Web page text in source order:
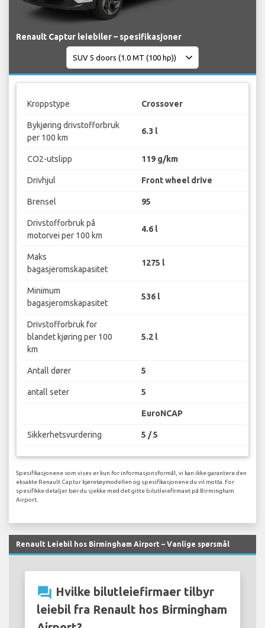
Renault Captur leiebiler – spesifikasjoner
Kroppstype Crossover
Bykjøring drivstofforbruk
per 100 km
6.3 l
CO2-utslipp 119 g/km
Drivhjul Front wheel drive
Brensel 95
Drivstofforbruk på
motorvei per 100 km
4.6 l
Maks
bagasjeromskapasitet
1275 l
Minimum
bagasjeromskapasitet
536 l
Drivstofforbruk for
blandet kjøring per 100
km
5.2 l
Antall dører 5
antall seter 5
EuroNCAP
Sikkerhetsvurdering 5 / 5
Spesifikasjonene som vises er kun for informasjonsformål, vi kan ikke garantere den
eksakte Renault Captur kjøretøymodellen og spesifikasjonene du vil motta. For
spesifikke detaljer bør du sjekke med det gitte bilutleiefirmaet på Birmingham
Airport.
Renault Leiebil hos Birmingham Airport – Vanlige spørsmål
question_answer Hvilke bilutleiefirmaer tilbyr
leiebil fra Renault hos Birmingham